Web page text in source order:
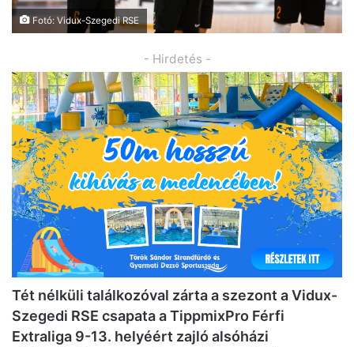
Fotó: Vidux-Szegedi RSE
- Hirdetés -
Tét nélküli találkozóval zárta a szezont a Vidux-
Szegedi RSE csapata a TippmixPro Férfi
Extraliga 9-13. helyéért zajló alsóházi